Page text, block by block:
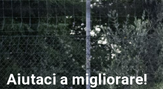
Aiutaci a migliorare!